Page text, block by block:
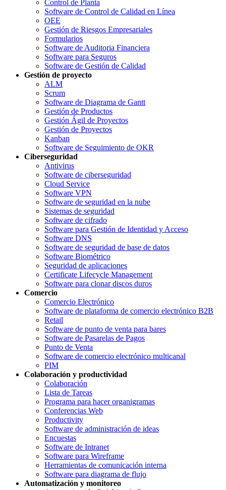
Control de Planta
Software de Control de Calidad en Línea
OEE
Gestión de Riesgos Empresariales
Formularios
Software de Auditoria Financiera
Software para Seguros
Software de Gestión de Calidad
Gestión de proyecto
ALM
Scrum
Software de Diagrama de Gantt
Gestión de Productos
Gestión Ágil de Proyectos
Gestión de Proyectos
Kanban
Software de Seguimiento de OKR
Ciberseguridad
Antivirus
Software de ciberseguridad
Cloud Service
Software VPN
Software de seguridad en la nube
Sistemas de seguridad
Software de cifrado
Software para Gestión de Identidad y Acceso
Software DNS
Software de seguridad de base de datos
Software Biométrico
Seguridad de aplicaciones
Certificate Lifecycle Management
Software para clonar discos duros
Comercio
Comercio Electrónico
Software de plataforma de comercio electrónico B2B
Retail
Software de punto de venta para bares
Software de Pasarelas de Pagos
Punto de Venta
Software de comercio electrónico multicanal
PIM
Colaboración y productividad
Colaboración
Lista de Tareas
Programa para hacer organigramas
Conferencias Web
Productivity
Software de administración de ideas
Encuestas
Software de Intranet
Software para Wireframe
Herramientas de comunicación interna
Software para diagrama de flujo
Automatización y monitoreo